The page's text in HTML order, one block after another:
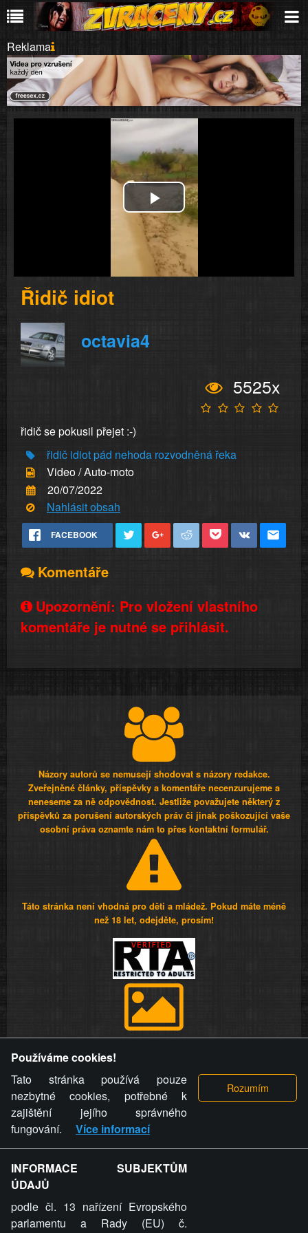
Reklama
Play
Video
Řidič idiot
octavia4
5525x
řidič se pokusil přejet :-)
řidič idiotpád nehoda rozvodněná řeka
Video / Auto-moto
20/07/2022
Nahlásit obsah
FACEBOOK
Komentáře
Upozornění: Pro vložení vlastního
komentáře je nutné se přihlásit.
Názory autorů se nemusejí shodovat s názory redakce.
Zveřejněné články, příspěvky a komentáře necenzurujeme a
neneseme za ně odpovědnost. Jestliže považujete některý z
příspěvků za porušení autorských práv či jinak poškozující vaše
osobní práva oznamte nám to přes kontaktní formulář.
Táto stránka není vhodná pro děti a mládež. Pokud máte méně
než 18 let, odejděte, prosím!
videa a komentáře. Osoba, které se toto opatření provozovatele
stránky týče, ani osoba, která umístila fotografii nebo video na
stránku, nemůže z důvodu odstranění fotografie, videa nebo
komentáře pro výše uvedenou okolnost uplatnit vůči
provozovateli stránky žádný nárok na náhradu škody nebo
nemajetkové újmy.
ZVRÁCENÝ.CZ - Svět není zvrácenej. To jen
ty lidi...
Používáme cookies!
Tato stránka používá pouze
nezbytné cookies, potřebné k
zajištění jejího správného
fungování.
Více informací
INFORMACE SUBJEKTŮM
ÚDAJŮ
podle čl. 13 nařízení Evropského
parlamentu a Rady (EU) č.